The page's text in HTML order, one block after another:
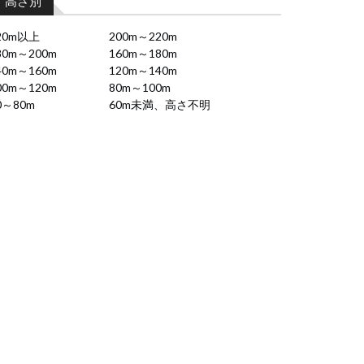
以上
200m～220m
～200m
160m～180m
～160m
120m～140m
～120m
80m～100m
80m
60m未満、高さ不明